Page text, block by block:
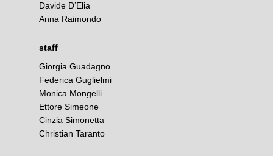
Davide D’Elia
Anna Raimondo
staff
Giorgia Guadagno
Federica Guglielmi
Monica Mongelli
Ettore Simeone
Cinzia Simonetta
Christian Taranto